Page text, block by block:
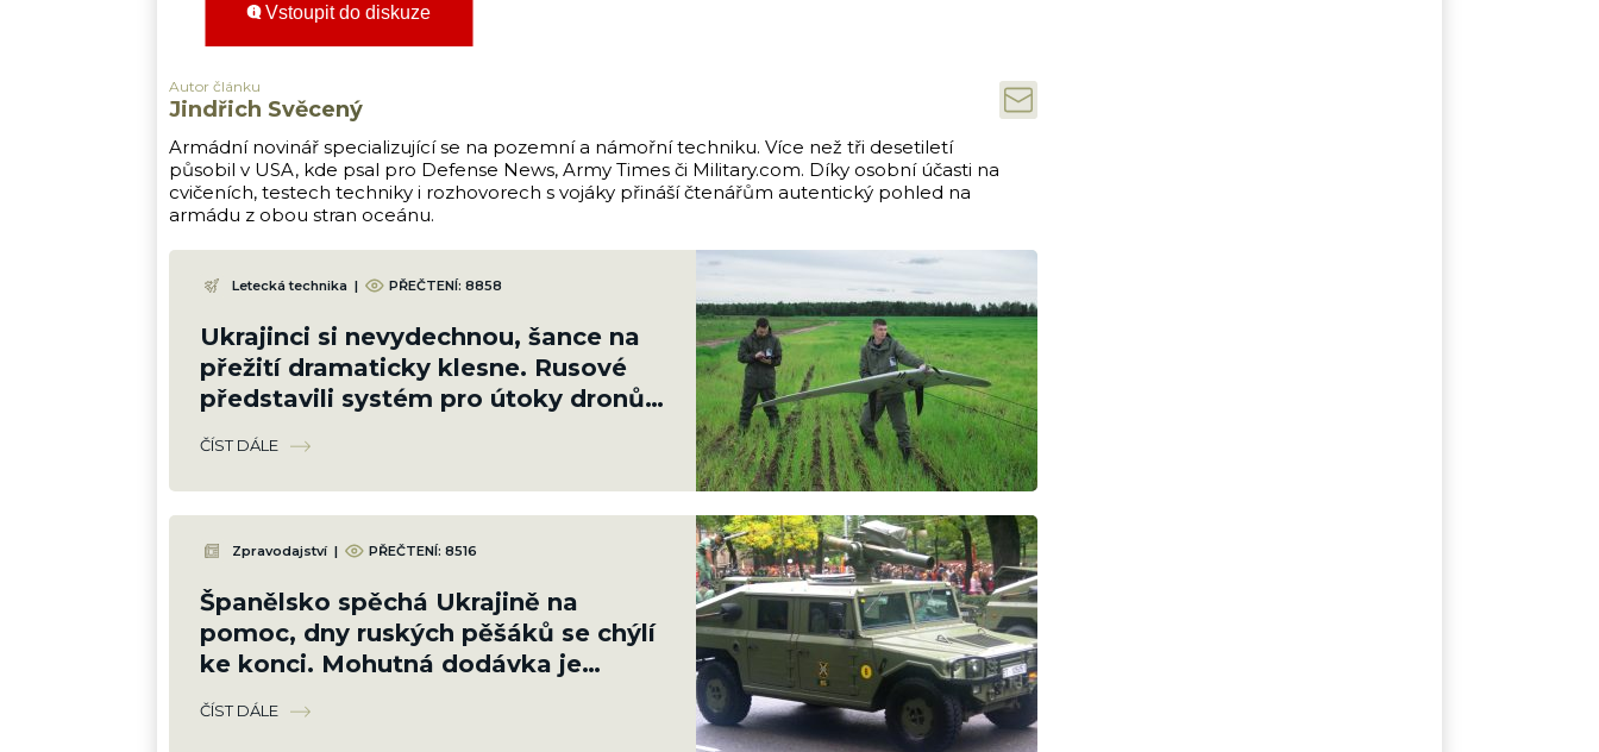
Vstoupit do diskuze
Autor článku
Jindřich Svěcený
Armádní novinář specializující se na pozemní a námořní techniku. Více než tři desetiletí
působil v USA, kde psal pro Defense News, Army Times či Military.com. Díky osobní účasti na
cvičeních, testech techniky i rozhovorech s vojáky přináší čtenářům autentický pohled na
armádu z obou stran oceánu.
Letecká technika | PŘEČTENÍ: 8858
Ukrajinci si nevydechnou, šance na
přežití dramaticky klesne. Rusové
představili systém pro útoky dronů
v rojích
ČÍST DÁLE
Zpravodajství | PŘEČTENÍ: 8516
Španělsko spěchá Ukrajině na
pomoc, dny ruských pěšáků se chýlí
ke konci. Mohutná dodávka je
srovná do latě
ČÍST DÁLE